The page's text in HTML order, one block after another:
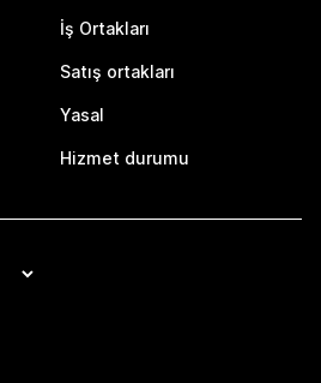
İş Ortakları
Satış ortakları
Yasal
Hizmet durumu